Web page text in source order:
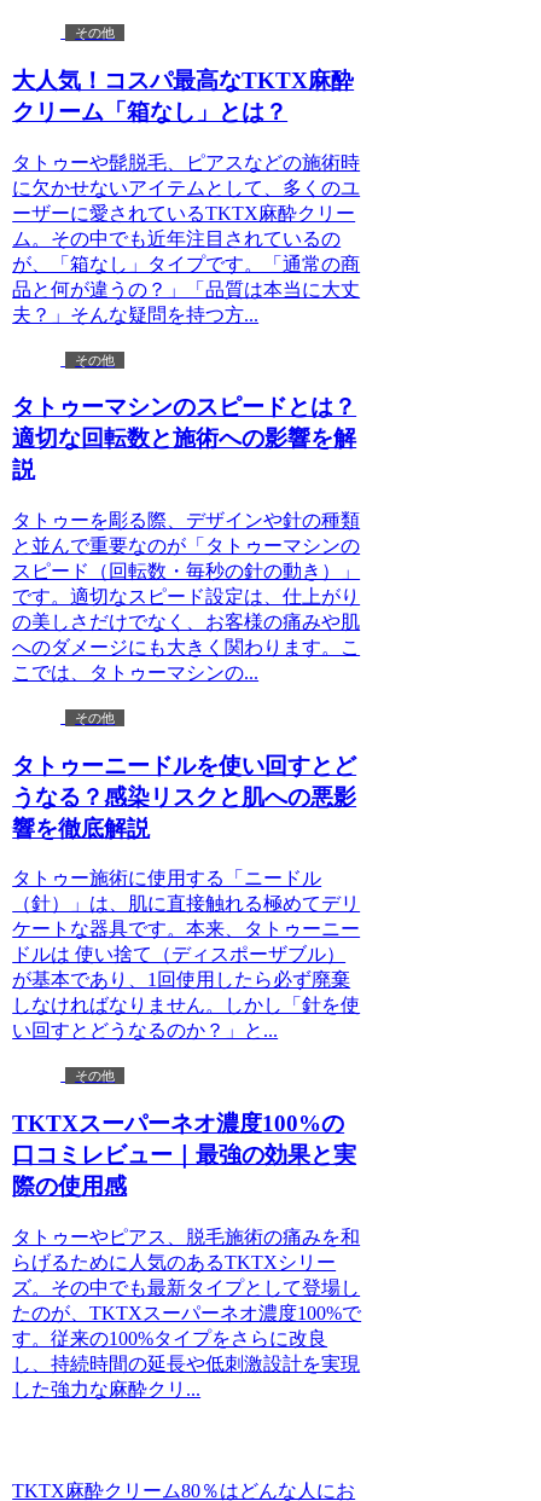
その他
大人気！コスパ最高なTKTX麻酔
クリーム「箱なし」とは？
タトゥーや髭脱毛、ピアスなどの施術時
に欠かせないアイテムとして、多くのユ
ーザーに愛されているTKTX麻酔クリー
ム。その中でも近年注目されているの
が、「箱なし」タイプです。「通常の商
品と何が違うの？」「品質は本当に大丈
夫？」そんな疑問を持つ方...
その他
タトゥーマシンのスピードとは？
適切な回転数と施術への影響を解
説
タトゥーを彫る際、デザインや針の種類
と並んで重要なのが「タトゥーマシンの
スピード（回転数・毎秒の針の動き）」
です。適切なスピード設定は、仕上がり
の美しさだけでなく、お客様の痛みや肌
へのダメージにも大きく関わります。こ
こでは、タトゥーマシンの...
その他
タトゥーニードルを使い回すとど
うなる？感染リスクと肌への悪影
響を徹底解説
タトゥー施術に使用する「ニードル
（針）」は、肌に直接触れる極めてデリ
ケートな器具です。本来、タトゥーニー
ドルは 使い捨て（ディスポーザブル）
が基本であり、1回使用したら必ず廃棄
しなければなりません。しかし「針を使
い回すとどうなるのか？」と...
その他
TKTXスーパーネオ濃度100%の
口コミレビュー｜最強の効果と実
際の使用感
タトゥーやピアス、脱毛施術の痛みを和
らげるために人気のあるTKTXシリー
ズ。その中でも最新タイプとして登場し
たのが、TKTXスーパーネオ濃度100%で
す。従来の100%タイプをさらに改良
し、持続時間の延長や低刺激設計を実現
した強力な麻酔クリ...
TKTX麻酔クリーム80％はどんな人にお